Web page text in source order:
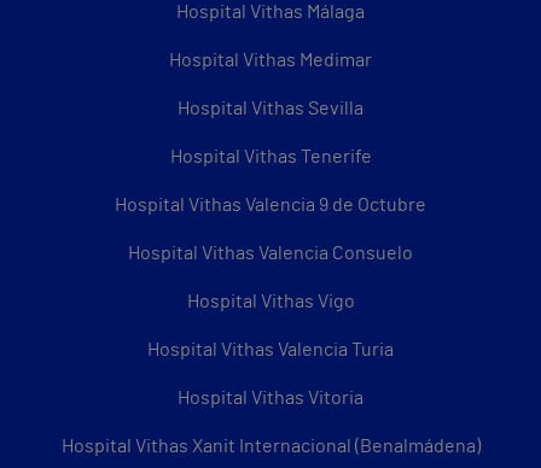
Hospital Vithas Málaga
Hospital Vithas Medimar
Hospital Vithas Sevilla
Hospital Vithas Tenerife
Hospital Vithas Valencia 9 de Octubre
Hospital Vithas Valencia Consuelo
Hospital Vithas Vigo
Hospital Vithas Valencia Turia
Hospital Vithas Vitoria
Hospital Vithas Xanit Internacional (Benalmádena)